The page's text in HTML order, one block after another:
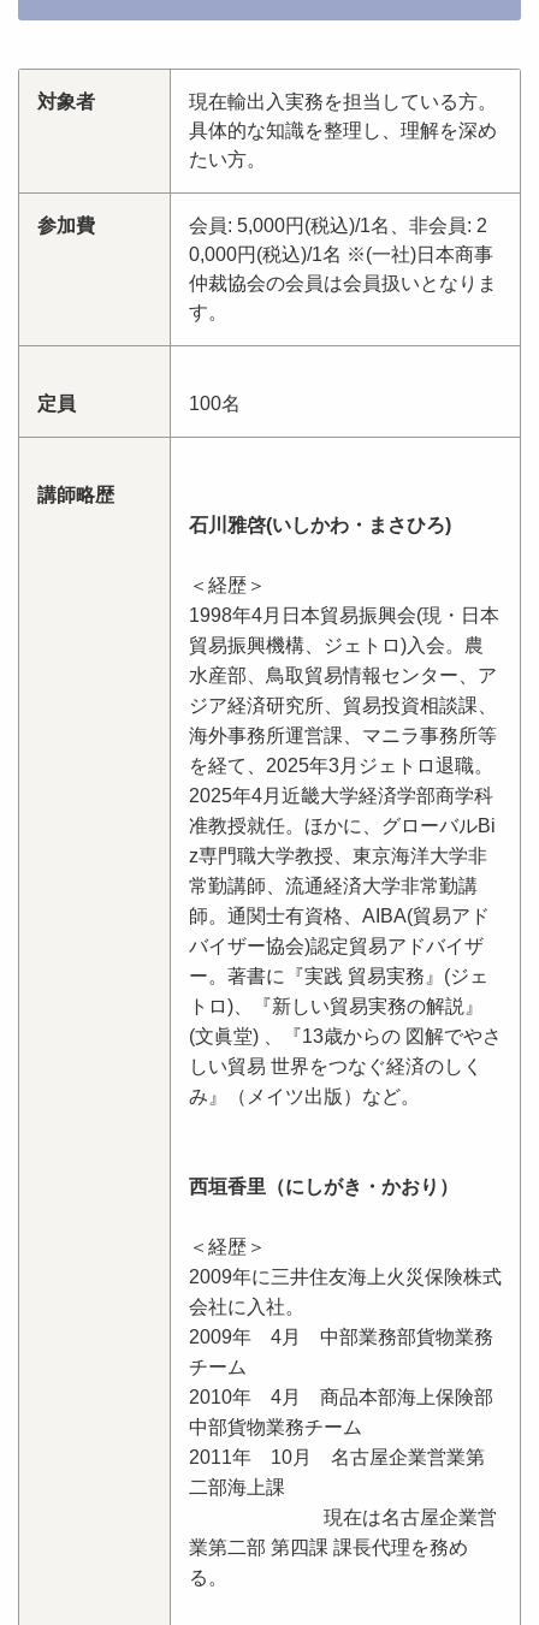
対象者
現在輸出入実務を担当している方。
具体的な知識を整理し、理解を深め
たい方。
参加費
会員: 5,000円(税込)/1名、非会員: 2
0,000円(税込)/1名 ※(一社)日本商事
仲裁協会の会員は会員扱いとなりま
す。
定員 100名
講師略歴
石川雅啓(いしかわ・まさひろ)
＜経歴＞
1998年4月日本貿易振興会(現・日本
貿易振興機構、ジェトロ)入会。農
水産部、鳥取貿易情報センター、ア
ジア経済研究所、貿易投資相談課、
海外事務所運営課、マニラ事務所等
を経て、 2025年3月ジェトロ退職。
2025年4月近畿大学経済学部商学科
准教授就任。ほかに、グローバルBi
z専門職大学教授、東京海洋大学非
常勤講師、流通経済大学非常勤講
師。通関士有資格、 AIBA(貿易アド
バイザー協会)認定貿易アドバイザ
ー。著書に『実践 貿易実務』 (ジェ
トロ) 、『新しい貿易実務の解説』
(文眞堂) 、『13歳からの 図解でやさ
しい貿易 世界をつなぐ経済のしく
み』（メイツ出版）など。
西垣香里（にしがき・かおり）
＜経歴＞
2009年に三井住友海上火災保険株式
会社に入社。
2009年 4月 中部業務部貨物業務
チーム
2010年 4月 商品本部海上保険部
中部貨物業務チーム
2011年 10月 名古屋企業営業第
二部海上課
現在は名古屋企業営
業第二部 第四課 課長代理を務め
る。